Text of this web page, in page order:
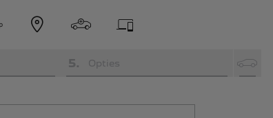
5. Opties